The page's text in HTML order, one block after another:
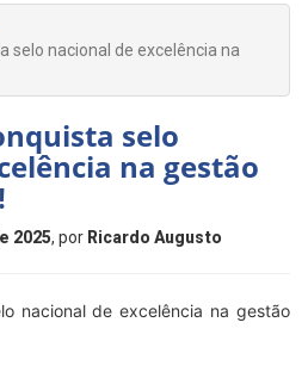
selo nacional de excelência na
selo
na gestão
2025, por Ricardo Augusto
nacional de excelência na gestão